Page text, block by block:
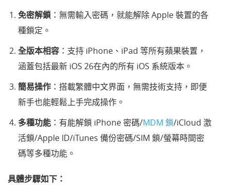
免密解鎖 ：無需輸入密碼，就能解除 Apple 裝置的各
種鎖定。
全版本相容 ：支持 iPhone、iPad 等所有蘋果裝置，
涵蓋包括最新 iOS 26在內的所有 iOS 系統版本。
簡易操作 ：搭載繁體中文界面，無需技術支持，即便
新手也能輕鬆上手完成操作。
多種功能 ：有能解鎖 iPhone 密碼/MDM 鎖/iCloud 激
活鎖/Apple ID/iTunes 備份密碼/SIM 鎖/螢幕時間密
碼等多種功能。
具體步驟如下：